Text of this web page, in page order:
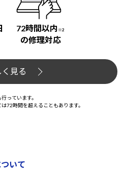
72時間以内 ※2
の修理対応
く見る
っています。
72時間を超えることもあります。
いて